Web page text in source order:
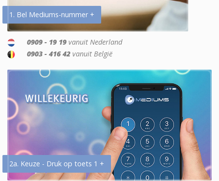
1. Bel Mediums-nummer +
0909 - 19 19 vanuit Nederland
0903 - 416 42 vanuit België
2a. Keuze - Druk op toets 1 +